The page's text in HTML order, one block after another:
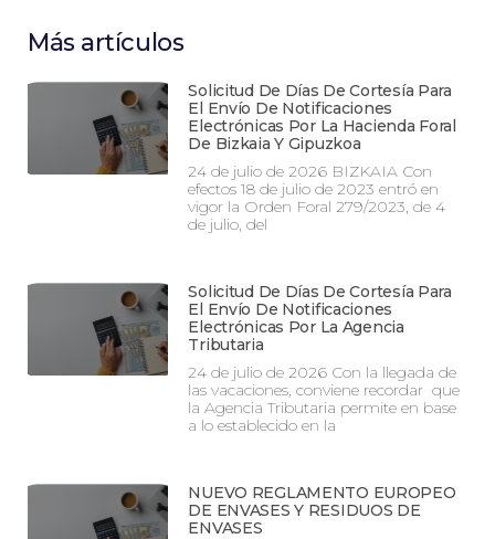
Más artículos
Solicitud De Días De Cortesía Para
El Envío De Notificaciones
Electrónicas Por La Hacienda Foral
De Bizkaia Y Gipuzkoa
24 de julio de 2026 BIZKAIA Con
efectos 18 de julio de 2023 entró en
vigor la Orden Foral 279/2023, de 4
de julio, del
Solicitud De Días De Cortesía Para
El Envío De Notificaciones
Electrónicas Por La Agencia
Tributaria
24 de julio de 2026 Con la llegada de
las vacaciones, conviene recordar que
la Agencia Tributaria permite en base
a lo establecido en la
NUEVO REGLAMENTO EUROPEO
DE ENVASES Y RESIDUOS DE
ENVASES